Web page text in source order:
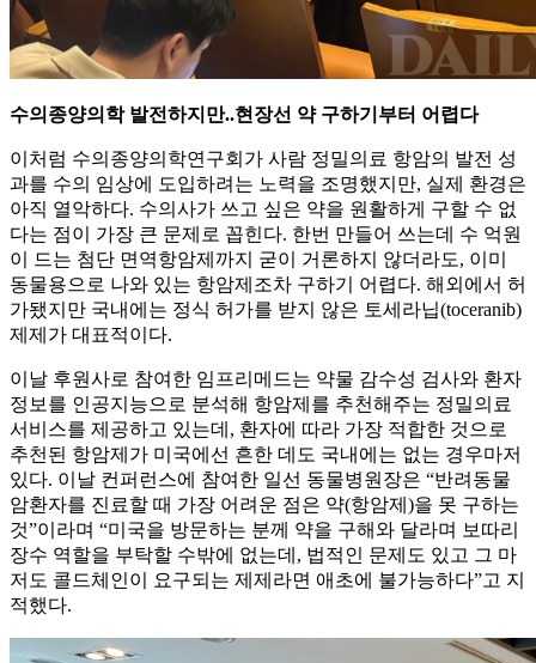
수의종양의학 발전하지만..현장선 약 구하기부터 어렵다
이처럼 수의종양의학연구회가 사람 정밀의료 항암의 발전 성
과를 수의 임상에 도입하려는 노력을 조명했지만, 실제 환경은
아직 열악하다. 수의사가 쓰고 싶은 약을 원활하게 구할 수 없
다는 점이 가장 큰 문제로 꼽힌다. 한번 만들어 쓰는데 수 억원
이 드는 첨단 면역항암제까지 굳이 거론하지 않더라도, 이미
동물용으로 나와 있는 항암제조차 구하기 어렵다. 해외에서 허
가됐지만 국내에는 정식 허가를 받지 않은 토세라닙(toceranib)
제제가 대표적이다.
이날 후원사로 참여한 임프리메드는 약물 감수성 검사와 환자
정보를 인공지능으로 분석해 항암제를 추천해주는 정밀의료
서비스를 제공하고 있는데, 환자에 따라 가장 적합한 것으로
추천된 항암제가 미국에선 흔한 데도 국내에는 없는 경우마저
있다. 이날 컨퍼런스에 참여한 일선 동물병원장은 “반려동물
암환자를 진료할 때 가장 어려운 점은 약(항암제)을 못 구하는
것”이라며 “미국을 방문하는 분께 약을 구해와 달라며 보따리
장수 역할을 부탁할 수밖에 없는데, 법적인 문제도 있고 그 마
저도 콜드체인이 요구되는 제제라면 애초에 불가능하다”고 지
적했다.